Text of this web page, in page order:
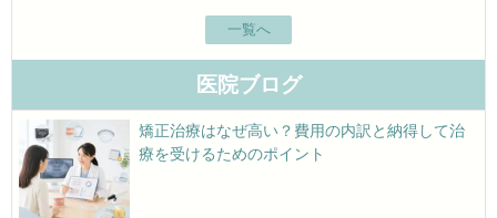
一覧へ
医院ブログ
矯正治療はなぜ高い？費用の内訳と納得して治
療を受けるためのポイント